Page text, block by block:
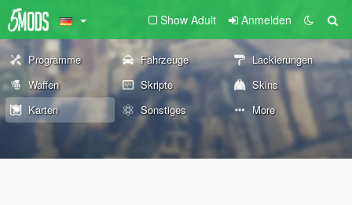
Show Adult Anmelden
Programme Fahrzeuge
Lackierungen
Waffen
Skripte
Skins
Karten
Sonstiges More